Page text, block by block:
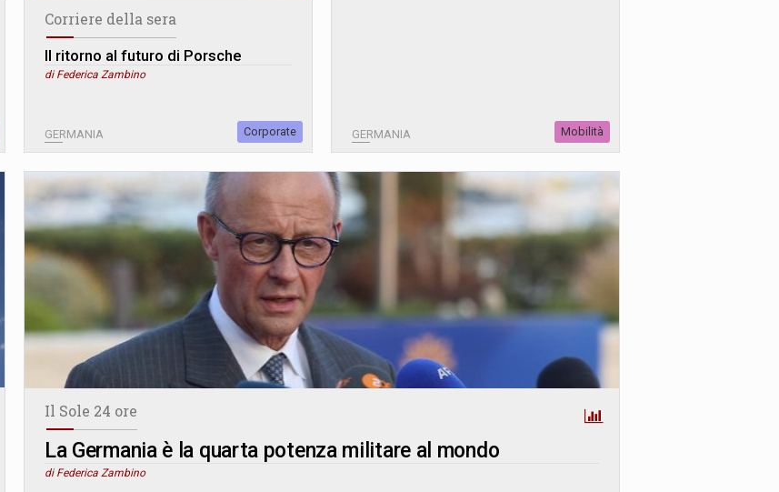
Corriere della sera
Il ritorno al futuro di Porsche
di Federica Zambino
GERMANIA Corporate GERMANIA Mobilità
Il Sole 24 ore
La Germania è la quarta potenza militare al mondo
di Federica Zambino